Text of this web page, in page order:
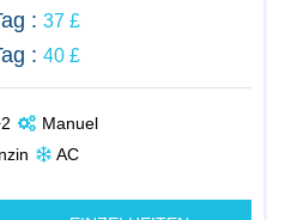
: 37 £
: 40 £
Manuel
AC